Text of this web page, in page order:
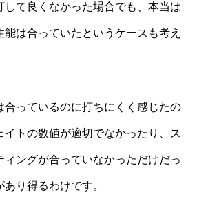
して良くなかった場合でも、本当は
能は合っていたというケースも考え
合っているのに打ちにくく感じたの
イトの数値が適切でなかったり、ス
ィングが合っていなかっただけだっ
り得るわけです。